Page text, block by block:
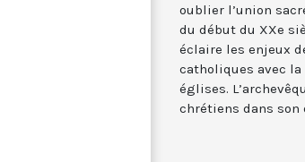
oublier l’union
du début du XXe
éclaire les enjeux
catholiques avec
églises.
chrétiens dans son